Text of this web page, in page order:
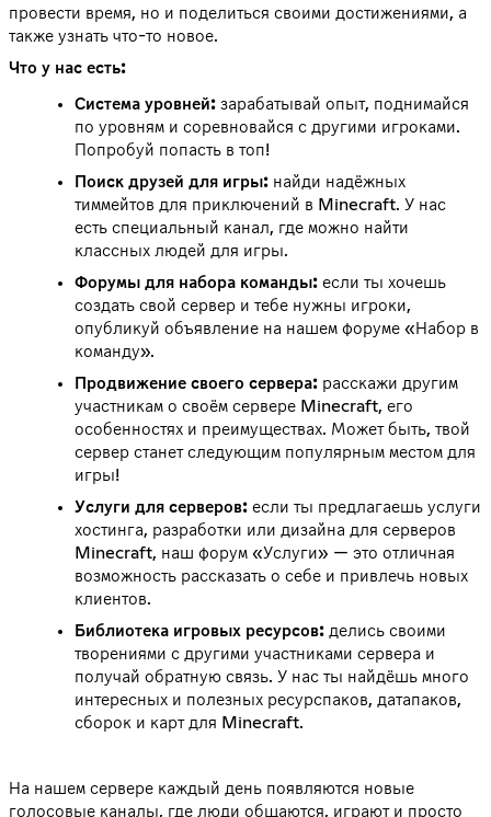
провести время, но и поделиться своими достижениями, а
также узнать что-то новое.
Что у нас есть:
Система уровней: зарабатывай опыт, поднимайся
по уровням и соревновайся с другими игроками.
Попробуй попасть в топ!
Поиск друзей для игры: найди надёжных
тиммейтов для приключений в Minecraft. У нас
есть специальный канал, где можно найти
классных людей для игры.
Форумы для набора команды: если ты хочешь
создать свой сервер и тебе нужны игроки,
опубликуй объявление на нашем форуме «Набор в
команду».
Продвижение своего сервера: расскажи другим
участникам о своём сервере Minecraft, его
особенностях и преимуществах. Может быть, твой
сервер станет следующим популярным местом для
игры!
Услуги для серверов: если ты предлагаешь услуги
хостинга, разработки или дизайна для серверов
Minecraft, наш форум «Услуги» — это отличная
возможность рассказать о себе и привлечь новых
клиентов.
Библиотека игровых ресурсов: делись своими
творениями с другими участниками сервера и
получай обратную связь. У нас ты найдёшь много
интересных и полезных ресурспаков, датапаков,
сборок и карт для Minecraft.
На нашем сервере каждый день появляются новые
голосовые каналы, где люди общаются, играют и просто